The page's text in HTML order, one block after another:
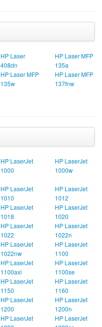
HP Laser
408dn
HP Laser MFP
135a
HP Laser MFP
135w
HP Laser MFP
137fnw
HP LaserJet
1000
HP LaserJet
1000w
HP LaserJet
1010
HP LaserJet
1012
HP LaserJet
1018
HP LaserJet
1020
HP LaserJet
1022
HP LaserJet
1022n
HP LaserJet
1022nw
HP LaserJet
1100
HP LaserJet
1100axi
HP LaserJet
1100se
HP LaserJet
1150
HP LaserJet
1160
HP LaserJet
1200
HP LaserJet
1200n
HP LaserJet
HP LaserJet